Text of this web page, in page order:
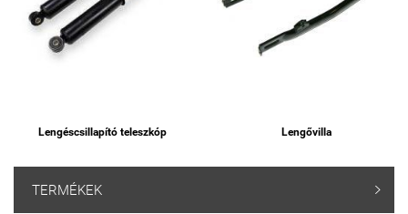
Lengéscsillapító teleszkóp Lengővilla
TERMÉKEK 